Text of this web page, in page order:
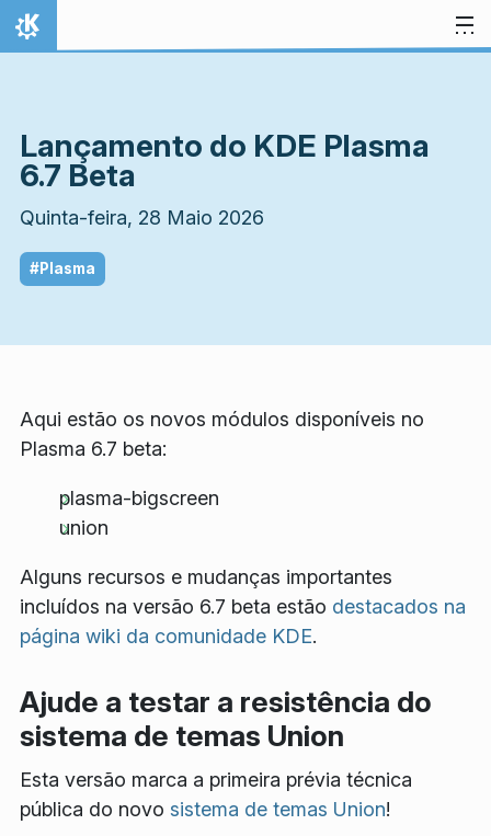
Ir para o conteúdo
Início
Lançamento do KDE Plasma
6.7 Beta
Quinta-feira, 28 Maio 2026
#Plasma
Aqui estão os novos módulos disponíveis no
Plasma 6.7 beta:
plasma-bigscreen
union
Alguns recursos e mudanças importantes
incluídos na versão 6.7 beta estão destacados na
página wiki da comunidade KDE.
Ajude a testar a resistência do
sistema de temas Union
Esta versão marca a primeira prévia técnica
pública do novo sistema de temas Union!